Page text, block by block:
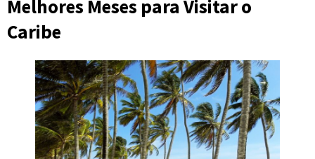
Melhores Meses para Visitar o
Caribe